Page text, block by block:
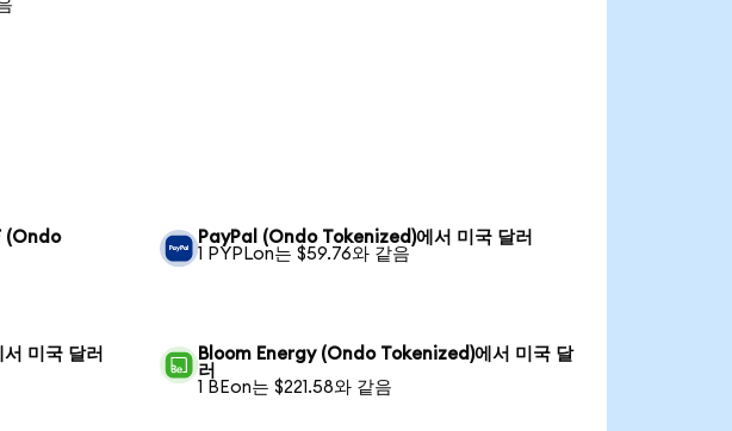
(Ondo
PayPal (Ondo Tokenized)에서 미국 달러
1 PYPLon는 $59.76와 같음
미국 달러
Bloom Energy (Ondo Tokenized)에서 미국 달
러
1 BEon는 $221.58와 같음